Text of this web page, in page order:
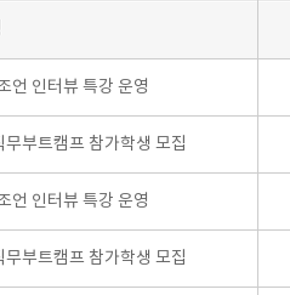
언 인터뷰 특강 운영
부트캠프 참가학생 모집
언 인터뷰 특강 운영
부트캠프 참가학생 모집